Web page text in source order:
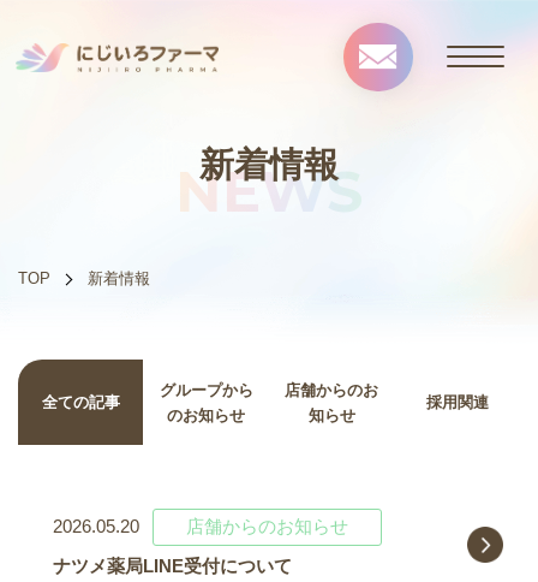
新着情報
NEWS
TOP 新着情報
全ての記事
グループから
のお知らせ
店舗からのお
知らせ
採用関連
2026.05.20
店舗からのお知らせ
ナツメ薬局LINE受付について